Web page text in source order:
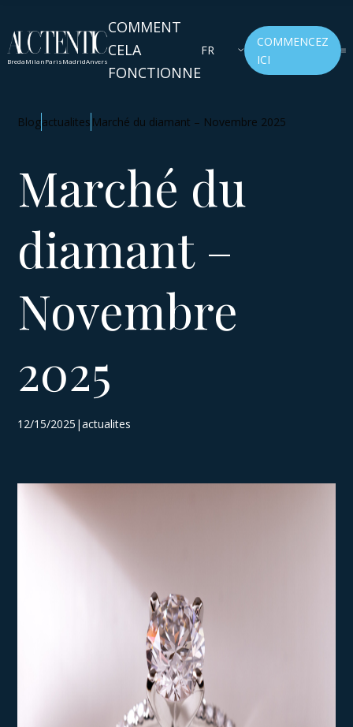
BredaMilanParisMadridAnvers
COMMENT
CELA
FONCTIONNE
FR
COMMENCEZ
ICI
Blogactualites Marché du diamant – Novembre 2025
Marché du
diamant –
Novembre
2025
12/15/2025|actualites